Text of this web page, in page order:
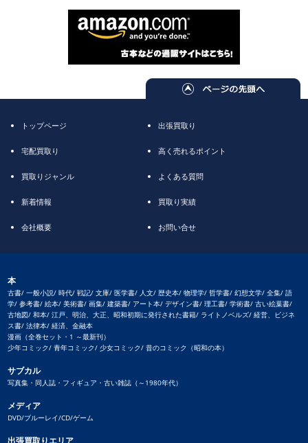
トップページ 出張買取り
宅配買取り 高く売れるポイント
買取りジャンル よくある質問
新着情報 買取り実績
会社概要 お問い合せ
本
古書/ 一般小説/ 時代/ 戦記/ 文庫/ 医学書/ 人文/ 歴史本/ 物理学/ 哲学書/ 幻想文学/ 全集/ 語
学/ 参考書/ 絵本/ 美術書/ 画集/ 建築書/ アート本/ デザイン書/ 理工書/ 学術書/ 古い絵葉書/
古地図/ 和本/ 江戸、明治、大正、昭和初期に発行された書籍/ ライトノベルズ/ 経営、ビジネ
ス書/ 法律本/ 経済、金融本
漫画（全巻セット・1 ～最新刊）
少年コミック/ 青年コミック/ 少女コミック/ 昔のコミック（昭和の本）
サブカル
写真集・同人誌・フィギュア・古い雑誌（～1980年代）
メディア
DVD/ブルーレイ/CD/ゲーム
出張買取りエリア